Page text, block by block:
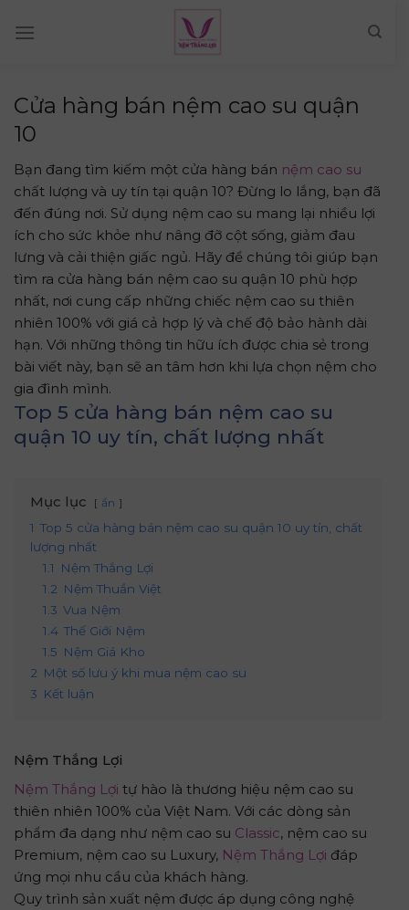
Cửa hàng bán nệm cao su quận
10
Bạn đang tìm kiếm một cửa hàng bán nệm cao su
chất lượng và uy tín tại quận 10? Đừng lo lắng, bạn đã
đến đúng nơi. Sử dụng nệm cao su mang lại nhiều lợi
ích cho sức khỏe như nâng đỡ cột sống, giảm đau
lưng và cải thiện giấc ngủ. Hãy để chúng tôi giúp bạn
tìm ra cửa hàng bán nệm cao su quận 10 phù hợp
nhất, nơi cung cấp những chiếc nệm cao su thiên
nhiên 100% với giá cả hợp lý và chế độ bảo hành dài
hạn. Với những thông tin hữu ích được chia sẻ trong
bài viết này, bạn sẽ an tâm hơn khi lựa chọn nệm cho
gia đình mình.
Top 5 cửa hàng bán nệm cao su
quận 10 uy tín, chất lượng nhất
Mục lục ẩn
1 Top 5 cửa hàng bán nệm cao su quận 10 uy tín, chất
lượng nhất
1.1
Nệm Thắng Lợi
1.2 Nệm Thuần Việt
1.3 Vua Nệm
1.4 Thế Giới Nệm
1.5 Nệm Giá Kho
2 Một số lưu ý khi mua nệm cao su
3 Kết luận
Nệm Thắng Lợi
Nệm Thắng Lợi tự hào là thương hiệu nệm cao su
thiên nhiên 100% của Việt Nam. Với các dòng sản
phẩm đa dạng như nệm cao su Classic, nệm cao su
Premium, nệm cao su Luxury, Nệm Thắng Lợi đáp
ứng mọi nhu cầu của khách hàng.
Quy trình sản xuất nệm được áp dụng công nghệ